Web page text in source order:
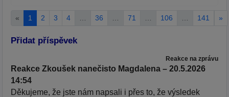
« 1 2 3 4 36 71 106 141 »
Přidat příspěvek
Reakce na zprávu
Reakce Zkoušek nanečisto Magdalena – 20.5.2026
14:54
Děkujeme, že jste nám napsali i přes to, že výsledek